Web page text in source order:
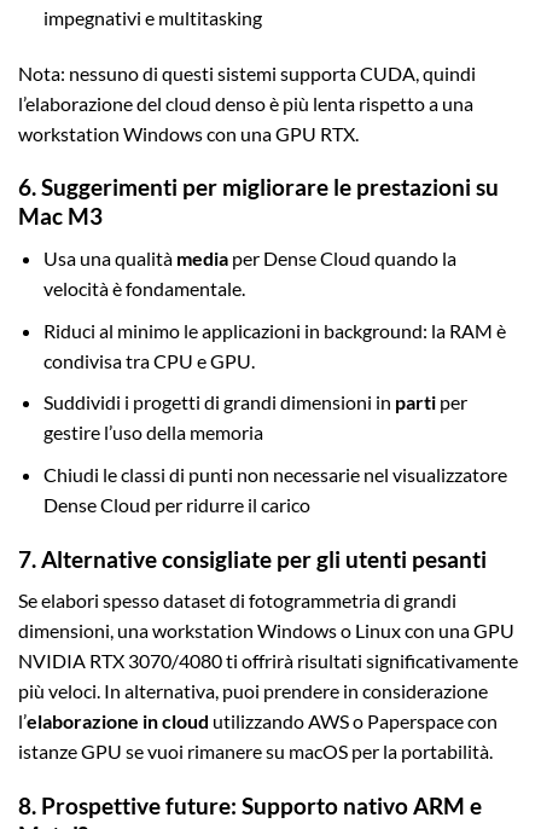
impegnativi e multitasking
Nota: nessuno di questi sistemi supporta CUDA, quindi
l’elaborazione del cloud denso è più lenta rispetto a una
workstation Windows con una GPU RTX.
6. Suggerimenti per migliorare le prestazioni su
Mac M3
Usa una qualità mediaper Dense Cloud quando la
velocità è fondamentale.
Riduci al minimo le applicazioni in background: la RAM è
condivisa tra CPU e GPU.
Suddividi i progetti di grandi dimensioni in partiper
gestire l’uso della memoria
Chiudi le classi di punti non necessarie nel visualizzatore
Dense Cloud per ridurre il carico
7. Alternative consigliate per gli utenti pesanti
Se elabori spesso dataset di fotogrammetria di grandi
dimensioni, una workstation Windows o Linux con una GPU
NVIDIA RTX 3070/4080 ti offrirà risultati significativamente
più veloci. In alternativa, puoi prendere in considerazione
l’elaborazione in cloud utilizzando AWS o Paperspace con
istanze GPU se vuoi rimanere su macOS per la portabilità.
8. Prospettive future: Supporto nativo ARM e